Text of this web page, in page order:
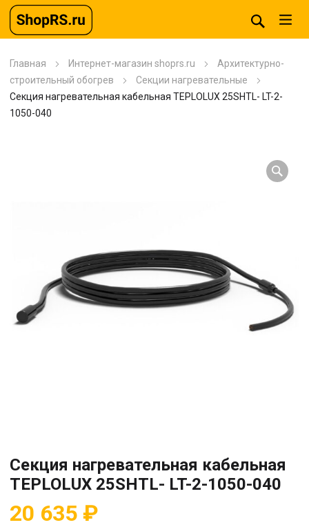
Главная Интернет-магазин shoprs.ru
Архитектурно-
строительный обогрев
Секции нагревательные
Секция нагревательная кабельная TEPLOLUX 25SHTL- LT-2-
1050-040
Секция нагревательная кабельная
TEPLOLUX 25SHTL- LT-2-1050-040
20 635 ₽